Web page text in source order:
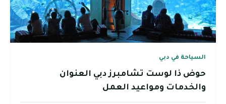
السياحة في دبي
حوض ذا لوست تشامبرز دبي العنوان
والخدمات ومواعيد العمل